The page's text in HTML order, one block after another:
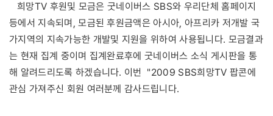
희망TV 후원및 모금은 굿네이버스 SBS와 우리단체 홈페이지
등에서 지속되며, 모금된 후원금액은 아시아, 아프리카 저개발 국
가지역의 지속가능한 개발및 지원을 위하여 사용됩니다. 모금결과
는 현재 집계 중이며 집계완료후에 굿네이버스 소식 게시판을 통
해 알려드리도록 하겠습니다. 이번 "2009 SBS희망TV 팝콘에
관심 가져주신 회원 여러분께 감사드립니다.